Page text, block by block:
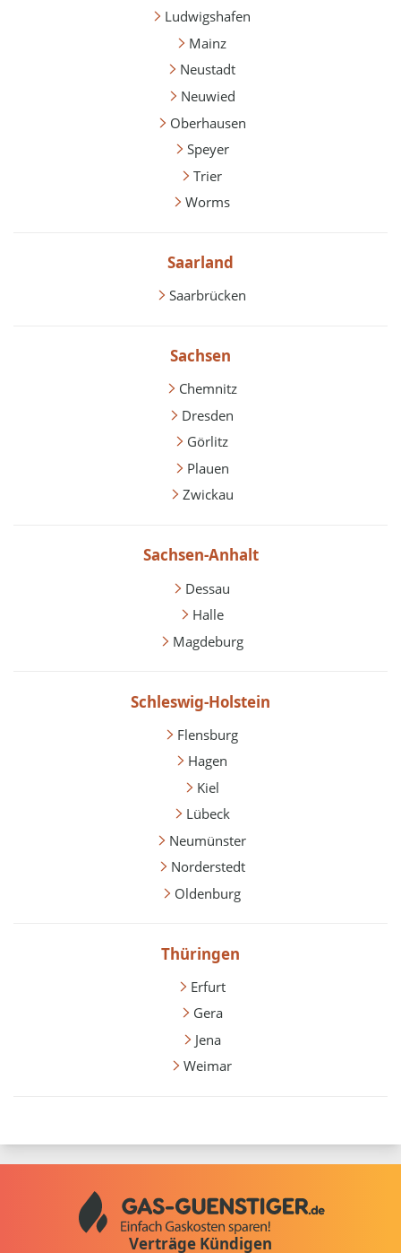
Ludwigshafen
Mainz
Neustadt
Neuwied
Oberhausen
Speyer
Trier
Worms
Saarland
Saarbrücken
Sachsen
Chemnitz
Dresden
Görlitz
Plauen
Zwickau
Sachsen-Anhalt
Dessau
Halle
Magdeburg
Schleswig-Holstein
Flensburg
Hagen
Kiel
Lübeck
Neumünster
Norderstedt
Oldenburg
Thüringen
Erfurt
Gera
Jena
Weimar
Verträge Kündigen